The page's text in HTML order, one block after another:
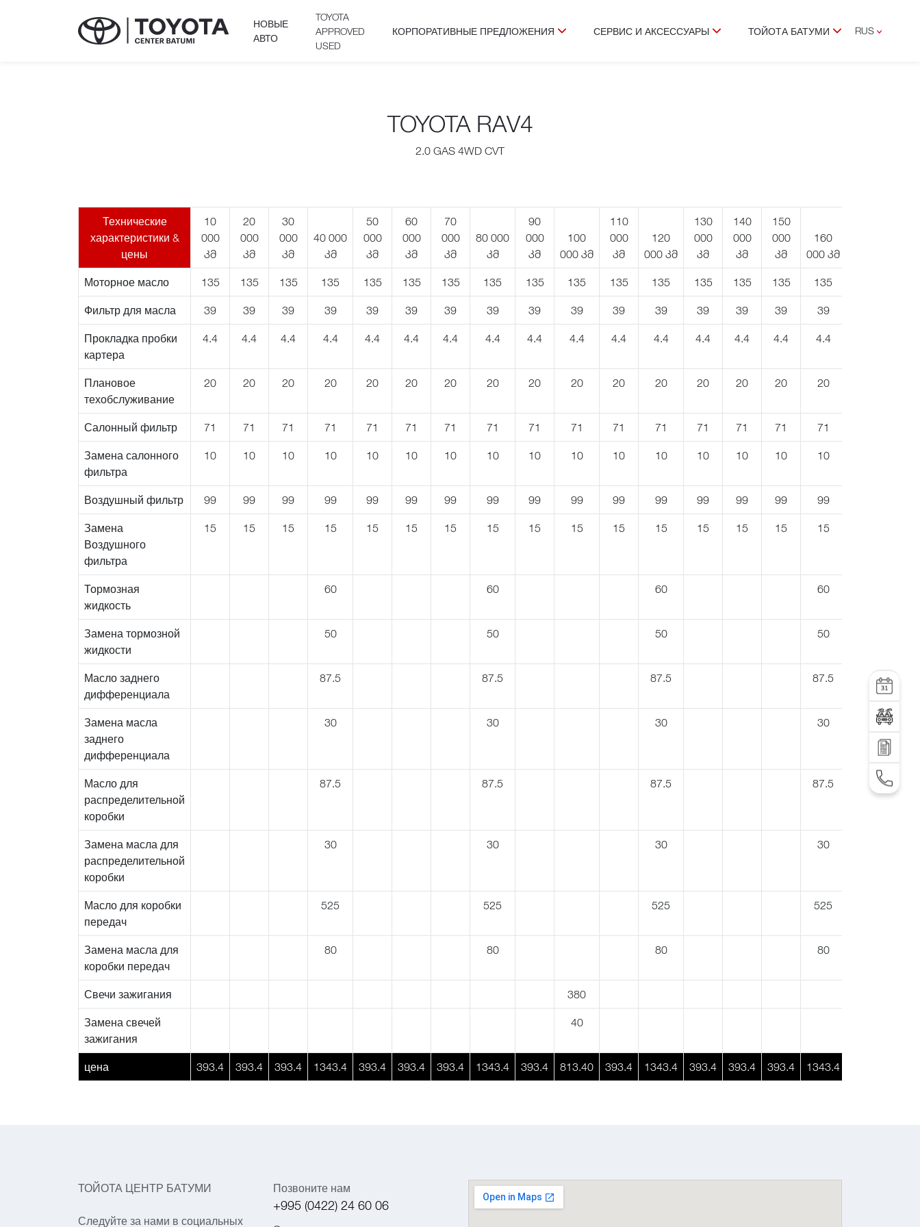
НОВЫЕ
АВТО
TOYOTA
APPROVED
USED
КОРПОРАТИВНЫЕ ПРЕДЛОЖЕНИЯ СЕРВИС И АКСЕССУАРЫ ТОЙОТА БАТУМИ
RUS
УСЛУГА
Тест-драйв
Отправить запрос
TEL: +995 32 2 292 000
TOYOTA RAV4
2.0 GAS 4WD CVT
Технические
характеристики &
цены
10
000
კმ
20
000
კმ
30
000
კმ
40 000
კმ
50
000
კმ
60
000
კმ
70
000
კმ
80 000
კმ
90
000
კმ
100
000 კმ
110
000
კმ
120
000 კმ
130
000
კმ
140
000
კმ
150
000
კმ
160
000 კმ
Моторное масло 135 135 135 135 135 135 135 135 135 135 135 135 135 135 135 135
Фильтр для масла 39 39 39 39 39 39 39 39 39 39 39 39 39 39 39 39
Прокладка пробки
картера
4.4 4.4 4.4 4.4 4.4 4.4 4.4 4.4 4.4 4.4 4.4 4.4 4.4 4.4 4.4 4.4
Плановое
техобслуживание
20 20 20 20 20 20 20 20 20 20 20 20 20 20 20 20
Салонный фильтр 71 71 71 71 71 71 71 71 71 71 71 71 71 71 71 71
Замена салонного
фильтра
10 10 10 10 10 10 10 10 10 10 10 10 10 10 10 10
Воздушный фильтр 99 99 99 99 99 99 99 99 99 99 99 99 99 99 99 99
Замена
Воздушного
фильтра
15 15 15 15 15 15 15 15 15 15 15 15 15 15 15 15
Тормозная
жидкость
60 60 60 60
Замена тормозной
жидкости
50 50 50 50
Масло заднего
дифференциала
87.5 87.5 87.5 87.5
Замена масла
заднего
дифференциала
30 30 30 30
Масло для
распределительной
коробки
87.5 87.5 87.5 87.5
Замена масла для
распределительной
коробки
30 30 30 30
Масло для коробки
передач
525 525 525 525
Замена масла для
коробки передач
80 80 80 80
Свечи зажигания 380
Замена свечей
зажигания
40
цена 393.4 393.4 393.4 1343.4 393.4 393.4 393.4 1343.4 393.4 813.40 393.4 1343.4 393.4 393.4 393.4 1343.4
ТОЙОТА ЦЕНТР БАТУМИ
Следуйте за нами в социальных
Позвоните нам
+995 (0422) 24 60 06